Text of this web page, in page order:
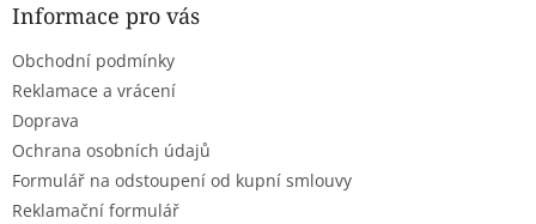
Informace pro vás
Obchodní podmínky
Reklamace a vrácení
Doprava
Ochrana osobních údajů
Formulář na odstoupení od kupní smlouvy
Reklamační formulář